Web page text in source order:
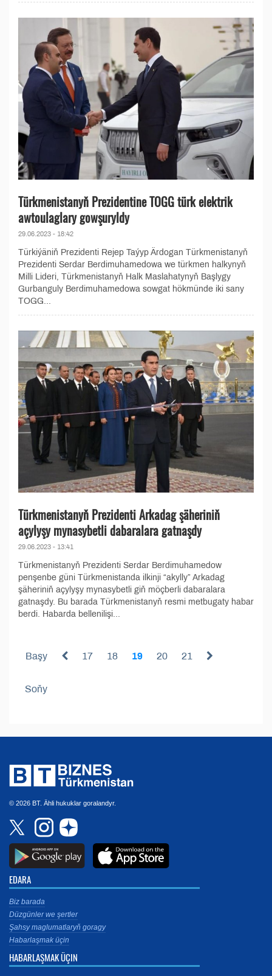
Türkmenistanyň Prezidentine TOGG türk elektrik
awtoulaglary gowşuryldy
29.06.2023 - 18:42
Türkiýäniň Prezidenti Rejep Taýyp Ärdogan Türkmenistanyň
Prezidenti Serdar Berdimuhamedowa we türkmen halkynyň
Milli Lideri, Türkmenistanyň Halk Maslahatynyň Başlygy
Gurbanguly Berdimuhamedowa sowgat hökmünde iki sany
TOGG...
Türkmenistanyň Prezidenti Arkadag şäheriniň
açylyşy mynasybetli dabaralara gatnaşdy
29.06.2023 - 13:41
Türkmenistanyň Prezidenti Serdar Berdimuhamedow
penşenbe güni Türkmenistanda ilkinji “akylly” Arkadag
şäheriniň açylyşy mynasybetli giň möçberli dabaralara
gatnaşdy. Bu barada Türkmenistanyň resmi metbugaty habar
berdi. Habarda bellenilişi...
Başy 17 18 19 20 21
Soňy
© 2026 BT. Ähli hukuklar goralandyr.
EDARA
Biz barada
Düzgünler we şertler
Şahsy maglumatlaryň goragy
Habarlaşmak üçin
HABARLAŞMAK ÜÇIN